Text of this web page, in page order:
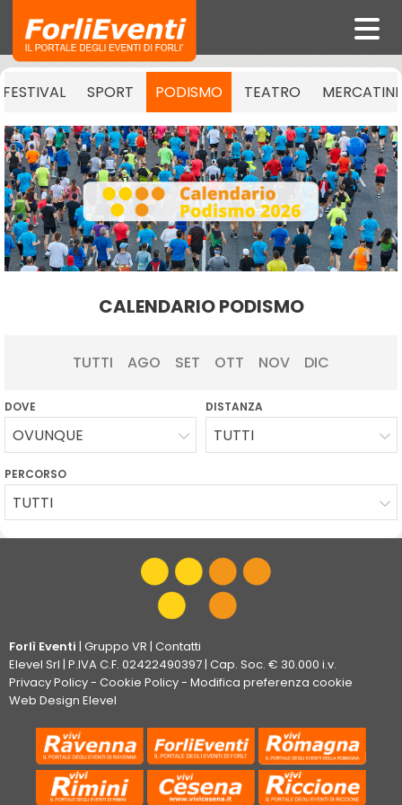
FESTIVAL SPORT PODISMO TEATRO MERCATINI
CALENDARIO PODISMO
TUTTI AGO SET OTT NOV DIC
DOVE
OVUNQUE
DISTANZA
TUTTI
PERCORSO
TUTTI
Forlì Eventi | Gruppo VR | Contatti
Elevel Srl | P.IVA C.F. 02422490397 | Cap. Soc. € 30.000 i.v.
Privacy Policy- Cookie Policy- Modifica preferenza cookie
Web Design Elevel